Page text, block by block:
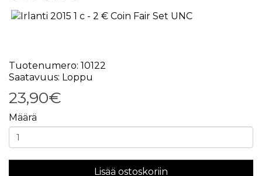
Tuotenumero: 10122
Saatavuus: Loppu
23,90€
Määrä
Lisää ostoskoriin